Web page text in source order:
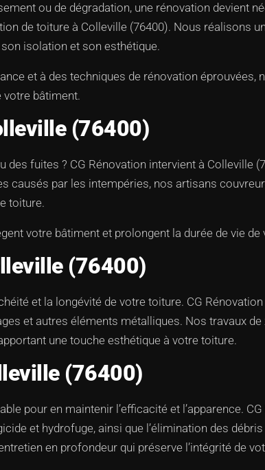
ou de dégradation, une rénovation devient
de toiture à Colleville (76400). Nous réalisons
isolation et son esthétique.
et à des techniques de rénovation
votre bâtiment.
(76400)
fuites ? CG Rénovation intervient à Colleville
causés par les intempéries, nos artisans
toiture.
votre bâtiment et prolongent la durée de vie
(76400)
et la longévité de votre toiture. CG
et autres éléments métalliques. Nos travaux
une touche esthétique à votre toiture.
(76400)
pour en maintenir l’efficacité et l’apparence.
et hydrofuge, ainsi que l’élimination des
en profondeur qui préserve l’intégrité de